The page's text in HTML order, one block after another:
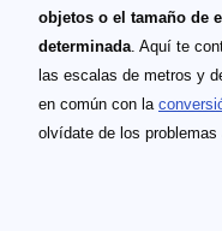
objetos o el tamaño de
determinada. Aquí te
las escalas de metros y
en común con la
olvídate de los